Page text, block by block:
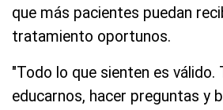
que más pacientes puedan
tratamiento oportunos.
"Todo lo que sienten es válido.
educarnos, hacer preguntas y